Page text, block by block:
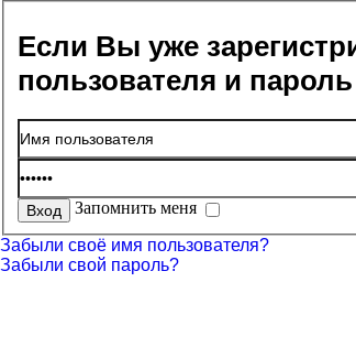
Если Вы уже
пользователя и пароль
Запомнить меня
Забыли своё имя пользователя?
Забыли свой пароль?